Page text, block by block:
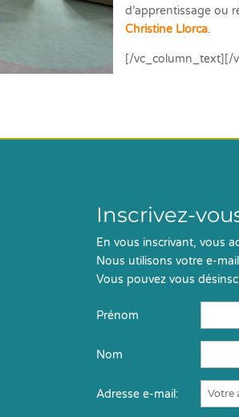
d’apprentissage ou
Christine Llorca.
[/vc_column_text][/
Inscrivez-
En vous inscrivant, vous
Nous utilisons votre e-
Vous pouvez vous
Prénom
Nom
Adresse e-mail: